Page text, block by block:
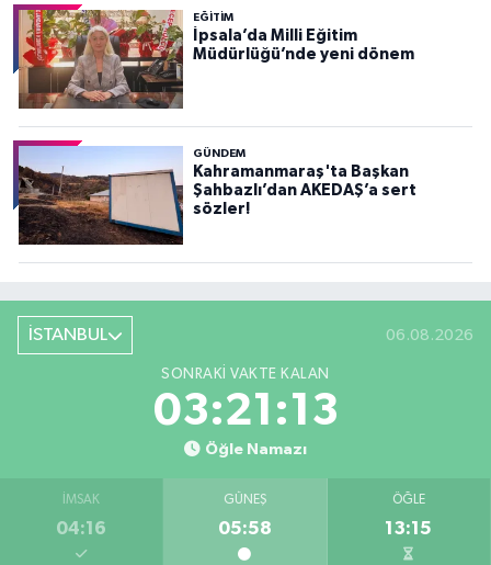
EĞİTİM
İpsala’da Milli Eğitim
Müdürlüğü’nde yeni dönem
GÜNDEM
Kahramanmaraş'ta Başkan
Şahbazlı’dan AKEDAŞ’a sert
sözler!
İSTANBUL 06.08.2026
SONRAKI VAKTE KALAN
03:21:11
Öğle Namazı
İMSAK
04:16
GÜNEŞ
05:58
ÖĞLE
13:15